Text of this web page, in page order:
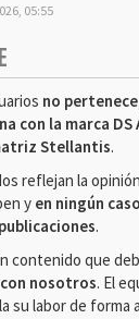
05:55
no
con la marca
Stellantis.
reflejan la
y en ningún
.
contenido que
nosotros. El
su labor de forma